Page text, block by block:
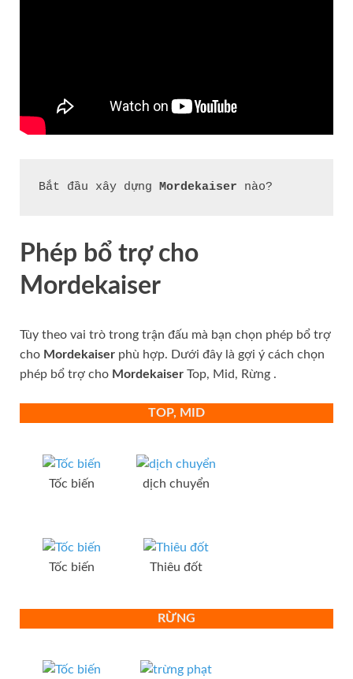
Bắt đầu xây dựng Mordekaiser nào?
Phép bổ trợ cho
Mordekaiser
Tùy theo vai trò trong trận đấu mà bạn chọn phép bổ trợ
cho Mordekaiser phù hợp. Dưới đây là gợi ý cách chọn
phép bổ trợ cho Mordekaiser Top, Mid, Rừng .
TOP, MID
Tốc biến dịch chuyển
Tốc biến Thiêu đốt
RỪNG